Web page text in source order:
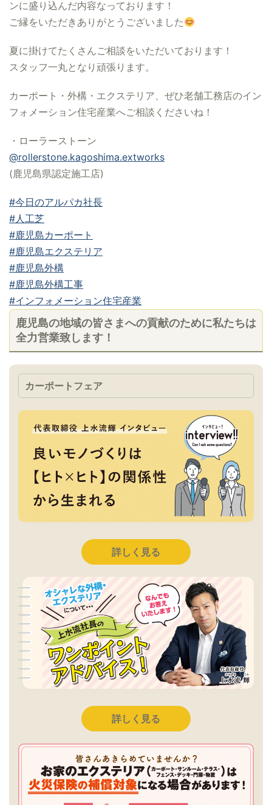
ンに盛り込んだ内容なっております！
ご縁をいただきありがとうございました
夏に掛けてたくさんご相談をいただいております！
スタッフ一丸となり頑張ります。
カーポート・外構・エクステリア、ぜひ老舗工務店のイン
フォメーション住宅産業へご相談くださいね！
・ローラーストーン
@rollerstone.kagoshima.extworks
(鹿児島県認定施工店)
#今日のアルパカ社長
#人工芝
#鹿児島カーポート
#鹿児島エクステリア
#鹿児島外構
#鹿児島外構工事
#インフォメーション住宅産業
鹿児島の地域の皆さまへの貢献のために私たちは
全力営業致します！
カーポートフェア
詳しく見る
詳しく見る